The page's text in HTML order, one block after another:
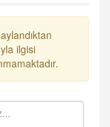
ilgisi